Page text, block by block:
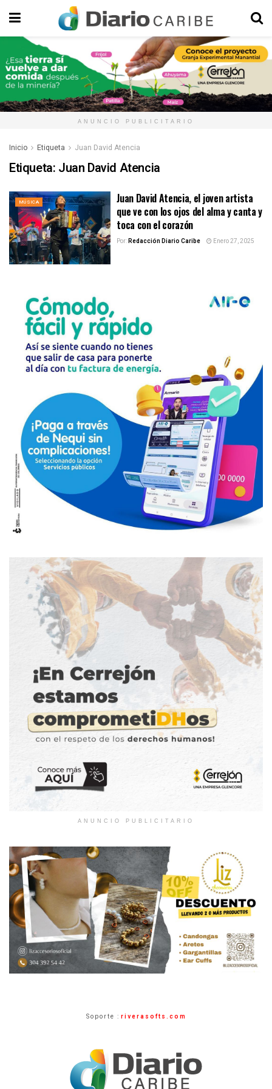
ANUNCIO PUBLICITARIO
Inicio Etiqueta Juan David Atencia
Etiqueta: Juan David Atencia
MÚSICA
Juan David Atencia, el joven artista
que ve con los ojos del alma y canta y
toca con el corazón
Por:Redacción Diario Caribe Enero 27, 2025
ANUNCIO PUBLICITARIO
Soporte : riverasofts.com